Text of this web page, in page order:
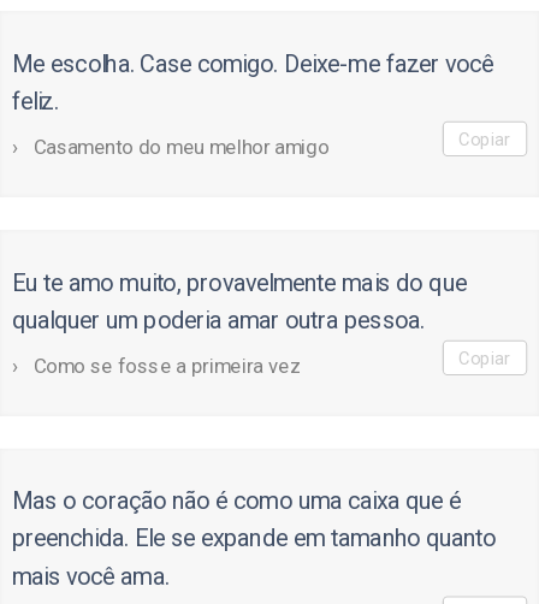
Me escolha. Case comigo. Deixe-me fazer você
feliz.
Casamento do meu melhor amigo Copiar
Eu te amo muito, provavelmente mais do que
qualquer um poderia amar outra pessoa.
Como se fosse a primeira vez Copiar
Mas o coração não é como uma caixa que é
preenchida. Ele se expande em tamanho quanto
mais você ama.